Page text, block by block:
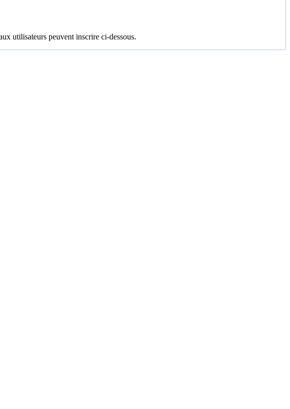
utilisateurs peuvent inscrire ci-dessous.